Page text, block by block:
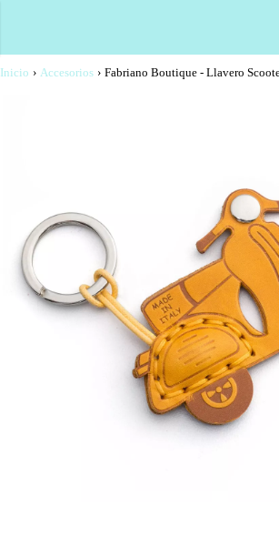
Inicio › Accesorios › Fabriano Boutique - Llavero